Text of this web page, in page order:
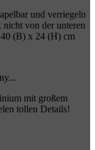
und verriegeln
nicht von der unteren
(B) x 24 (H) cm
mit großem
tollen Details!